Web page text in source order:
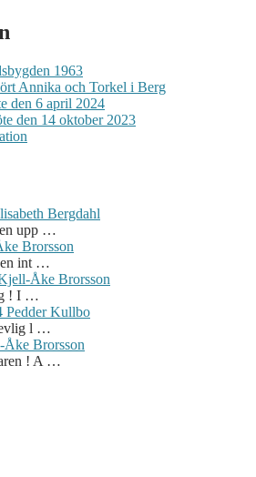
1963
Annika och Torkel i Berg
den 6 april 2024
den 14 oktober 2023
Bergdahl
en upp …
Brorsson
en int …
Åke Brorsson
! I …
Pedder Kullbo
l …
Brorsson
! A …